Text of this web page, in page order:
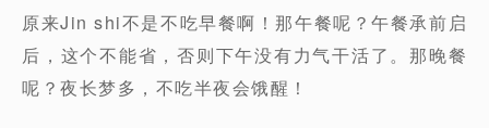
原来Jin shi不是不吃早餐啊！那午餐呢？午餐承前启
后，这个不能省，否则下午没有力气干活了。那晚餐
呢？夜长梦多，不吃半夜会饿醒！